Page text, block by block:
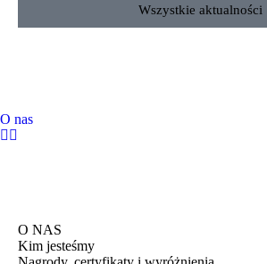
Wszystkie aktualności
O nas
O NAS
Kim jesteśmy